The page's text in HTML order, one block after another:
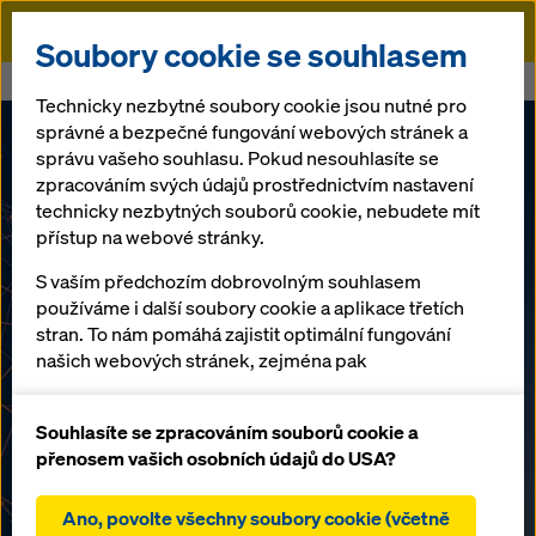
Doka
Udržitelnost vyhrává ceny
Soubory cookie se souhlasem
Technicky nezbytné soubory cookie jsou nutné pro
správné a bezpečné fungování webových stránek a
správu vašeho souhlasu. Pokud nesouhlasíte se
zpracováním svých údajů prostřednictvím nastavení
technicky nezbytných souborů cookie, nebudete mít
přístup na webové stránky.
S vaším předchozím dobrovolným souhlasem
používáme i další soubory cookie a aplikace třetích
stran. To nám pomáhá zajistit optimální fungování
našich webových stránek, zejména pak
stránek (funkční a statistické soubory cookie),
usnadnění hladkého procesu nákupu při
statistické soubory cookie),
Souhlasíte se zpracováním souborů cookie a
přenosem vašich osobních údajů do USA?
Ano, povolte všechny soubory cookie (včetně